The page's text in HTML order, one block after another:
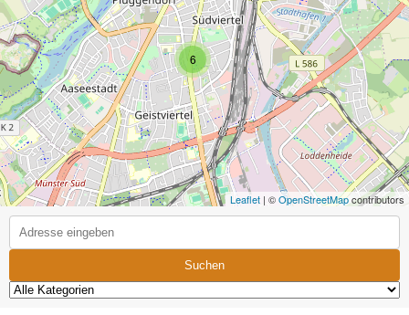
6
Leaflet | ©OpenStreetMapcontributors
Suchen